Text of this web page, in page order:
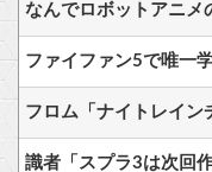
ファイファン5で唯一
識者「スプラ3は次回